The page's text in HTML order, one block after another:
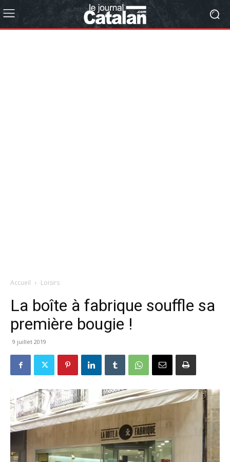
Accueil Loisirs
La boîte à fabrique souffle sa
première bougie !
9 juillet 2019